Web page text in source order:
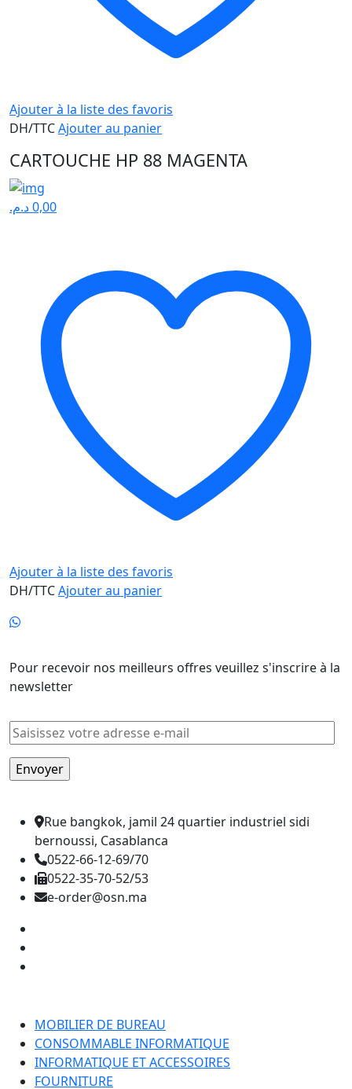
Ajouter à la liste des favoris
DH/TTCAjouter au panier
CARTOUCHE HP 88 MAGENTA
0,00د.م.
Ajouter à la liste des favoris
DH/TTCAjouter au panier
Pour recevoir nos meilleurs offres veuillez s'inscrire à la
newsletter
Rue bangkok, jamil 24 quartier industriel sidi
bernoussi, Casablanca
0522-66-12-69/70
0522-35-70-52/53
e-order@osn.ma
MOBILIER DE BUREAU
CONSOMMABLE INFORMATIQUE
INFORMATIQUE ET ACCESSOIRES
FOURNITURE